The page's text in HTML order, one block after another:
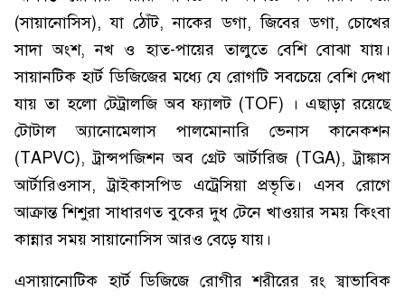
(সায়ানোসিস), যা ঠোঁট, নাকের ডগা, জিবের ডগা, চোখের
সাদা অংশ, নখ ও হাত-পায়ের তালুতে বেশি বোঝা যায়।
সায়ানটিক হার্ট ডিজিজের মধ্যে যে রোগটি সবচেয়ে বেশি দেখা
যায় তা হলো টেট্রালজি অব ফ্যালট (TOF) । এছাড়া রয়েছে
টোটাল অ্যানোমেলাস পালমোনারি ভেনাস কানেকশন
(TAPVC), ট্রান্সপজিশন অব গ্রেট আর্টারিজ (TGA), ট্রাঙ্কাস
আর্টারিওসাস, ট্রাইকাসপিড এট্রেসিয়া প্রভৃতি। এসব রোগে
আক্রান্ত শিশুরা সাধারণত বুকের দুধ টেনে খাওয়ার সময় কিংবা
কান্নার সময় সায়ানোসিস আরও বেড়ে যায়।
এসায়ানোটিক হার্ট ডিজিজে রোগীর শরীরের রং স্বাভাবিক